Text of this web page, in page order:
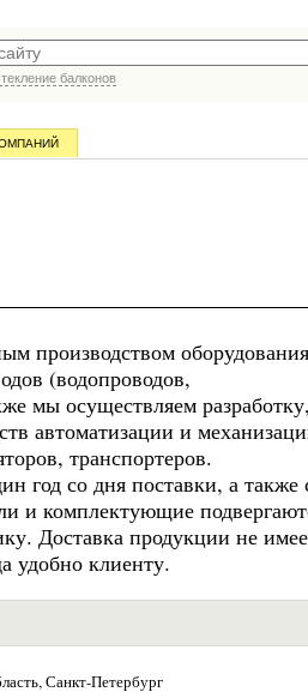
балконов
производством оборудования
(водопроводов,
мы осуществляем разработку,
автоматизации и
транспортеров.
год со дня поставки, а также
и комплектующие
Доставка продукции не
удобно клиенту.
Санкт-Петербург